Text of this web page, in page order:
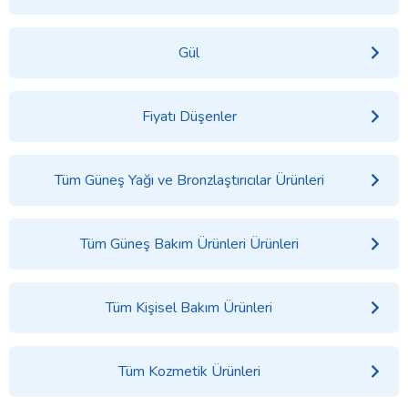
Gül
Fiyatı Düşenler
Tüm Güneş Yağı ve Bronzlaştırıcılar Ürünleri
Tüm Güneş Bakım Ürünleri Ürünleri
Tüm Kişisel Bakım Ürünleri
Tüm Kozmetik Ürünleri